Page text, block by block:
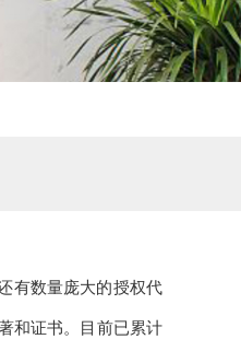
有数量庞大的授权代
和证书。目前已累计